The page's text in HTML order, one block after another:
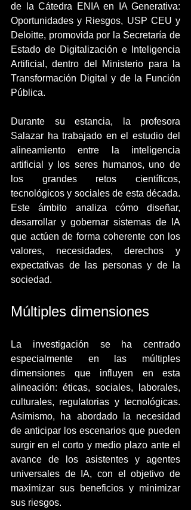
de la Cátedra ENIA en IA Generativa:
Oportunidades y Riesgos, USP CEU y
Deloitte, promovida por la Secretaría de
Estado de Digitalización e Inteligencia
Artificial, dentro del Ministerio para la
Transformación Digital y de la Función
Pública.
Durante su estancia, la profesora
Salazar ha trabajado en el estudio del
alineamiento entre la inteligencia
artificial y los seres humanos, uno de
los grandes retos científicos,
tecnológicos y sociales de esta década.
Este ámbito analiza cómo diseñar,
desarrollar y gobernar sistemas de IA
que actúen de forma coherente con los
valores, necesidades, derechos y
expectativas de las personas y de la
sociedad.
Múltiples dimensiones
La investigación se ha centrado
especialmente en las múltiples
dimensiones que influyen en esta
alineación: éticas, sociales, laborales,
culturales, regulatorias y tecnológicas.
Asimismo, ha abordado la necesidad
de anticipar los escenarios que pueden
surgir en el corto y medio plazo ante el
avance de los asistentes y agentes
universales de IA, con el objetivo de
maximizar sus beneficios y minimizar
sus riesgos.